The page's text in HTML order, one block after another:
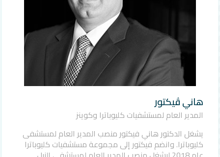
هاني ڤيكتور
المدير العام لمستشفيات كليوباترا وكوينز
يشغل الدكتور هاني فيكتور منصب المدير العام لمستشفى
كليوباترا. وانضم فيكتور إلى مجموعة مستشفيات كليوباترا